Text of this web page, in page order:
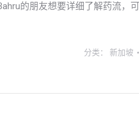
的朋友想要详细了解药流，
分类： 新加坡